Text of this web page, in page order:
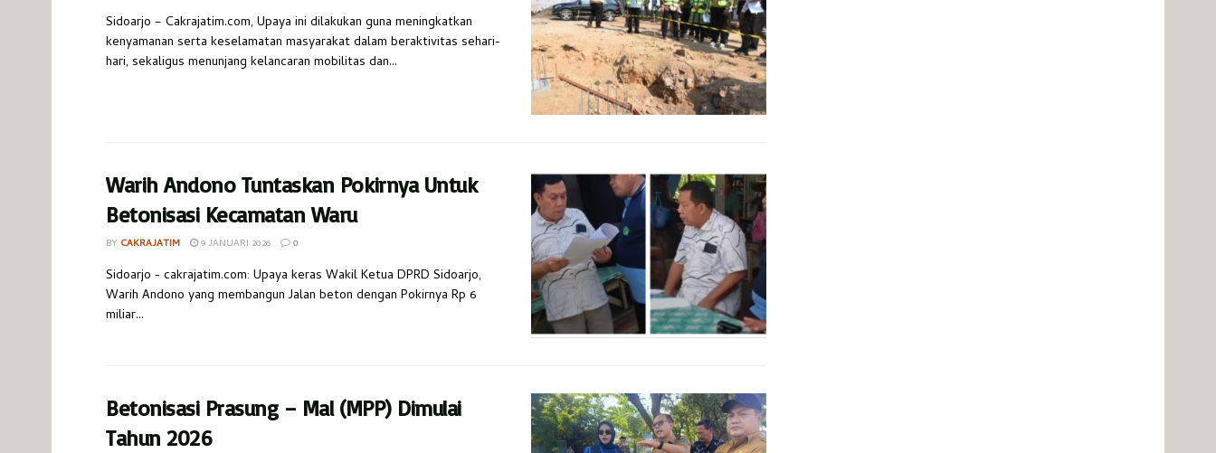
Sidoarjo – Cakrajatim.com, Upaya ini dilakukan guna meningkatkan
kenyamanan serta keselamatan masyarakat dalam beraktivitas sehari-
hari, sekaligus menunjang kelancaran mobilitas dan...
Warih Andono Tuntaskan Pokirnya Untuk
Betonisasi Kecamatan Waru
BY CAKRAJATIM 9 JANUARI 2026 0
Sidoarjo - cakrajatim.com: Upaya keras Wakil Ketua DPRD Sidoarjo,
Warih Andono yang membangun Jalan beton dengan Pokirnya Rp 6
miliar...
Betonisasi Prasung – Mal (MPP) Dimulai
Tahun 2026